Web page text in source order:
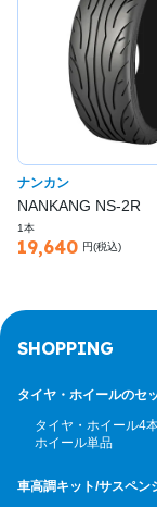
ナンカン
NANKANG NS-2R
1本
19,640 円(税込)
SHOPPING
タイヤ・ホイールのセ
タイヤ・ホイール4
ホイール単品
車高調キット/サスペン